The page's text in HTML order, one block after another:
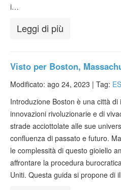
i…
Leggi di più
Visto per Boston,
Modificato: ago 24, 2023 | Tag:
Introduzione Boston è una città
innovazioni rivoluzionarie e di
strade acciottolate alle sue
confluenza di passato e futuro.
le complessità di questo gioiello
affrontare la procedura
Uniti. Questa guida si propone di